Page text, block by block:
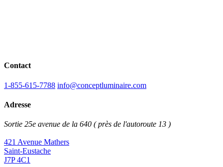
Contact
1-855-615-7788 info@conceptluminaire.com
Adresse
Sortie 25e avenue de la 640 ( près de l'autoroute 13 )
421 Avenue Mathers
Saint-Eustache
J7P 4C1